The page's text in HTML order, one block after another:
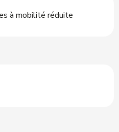
à mobilité réduite